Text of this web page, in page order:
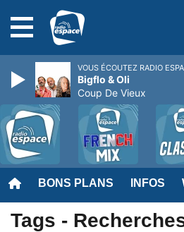
BONS PLANS INFOS
Tags -
VOUS ÉCOUTEZ RADIO
Bigflo & Oli
Coup De Vieux